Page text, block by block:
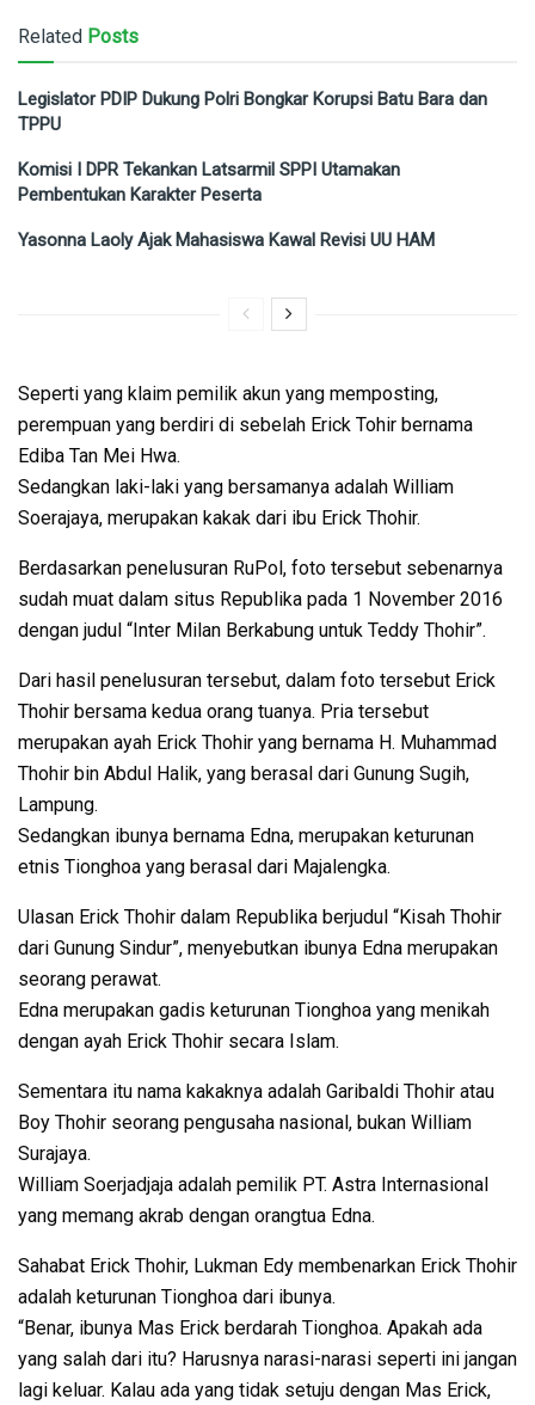
Related Posts
Legislator PDIP Dukung Polri Bongkar Korupsi Batu Bara dan
TPPU
Komisi I DPR Tekankan Latsarmil SPPI Utamakan
Pembentukan Karakter Peserta
Yasonna Laoly Ajak Mahasiswa Kawal Revisi UU HAM
Seperti yang klaim pemilik akun yang memposting,
perempuan yang berdiri di sebelah Erick Tohir bernama
Ediba Tan Mei Hwa.
Sedangkan laki-laki yang bersamanya adalah William
Soerajaya, merupakan kakak dari ibu Erick Thohir.
Berdasarkan penelusuran RuPol, foto tersebut sebenarnya
sudah muat dalam situs Republika pada 1 November 2016
dengan judul “Inter Milan Berkabung untuk Teddy Thohir”.
Dari hasil penelusuran tersebut, dalam foto tersebut Erick
Thohir bersama kedua orang tuanya. Pria tersebut
merupakan ayah Erick Thohir yang bernama H. Muhammad
Thohir bin Abdul Halik, yang berasal dari Gunung Sugih,
Lampung.
Sedangkan ibunya bernama Edna, merupakan keturunan
etnis Tionghoa yang berasal dari Majalengka.
Ulasan Erick Thohir dalam Republika berjudul “Kisah Thohir
dari Gunung Sindur”, menyebutkan ibunya Edna merupakan
seorang perawat.
Edna merupakan gadis keturunan Tionghoa yang menikah
dengan ayah Erick Thohir secara Islam.
Sementara itu nama kakaknya adalah Garibaldi Thohir atau
Boy Thohir seorang pengusaha nasional, bukan William
Surajaya.
William Soerjadjaja adalah pemilik PT. Astra Internasional
yang memang akrab dengan orangtua Edna.
Sahabat Erick Thohir, Lukman Edy membenarkan Erick Thohir
adalah keturunan Tionghoa dari ibunya.
“Benar, ibunya Mas Erick berdarah Tionghoa. Apakah ada
yang salah dari itu? Harusnya narasi-narasi seperti ini jangan
lagi keluar. Kalau ada yang tidak setuju dengan Mas Erick,